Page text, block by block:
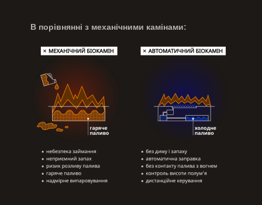
В порівнянні з механічними камінами: